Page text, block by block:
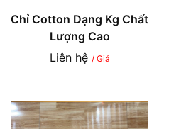
Chỉ Cotton Dạng Kg Chất
Lượng Cao
Liên hệ / Giá